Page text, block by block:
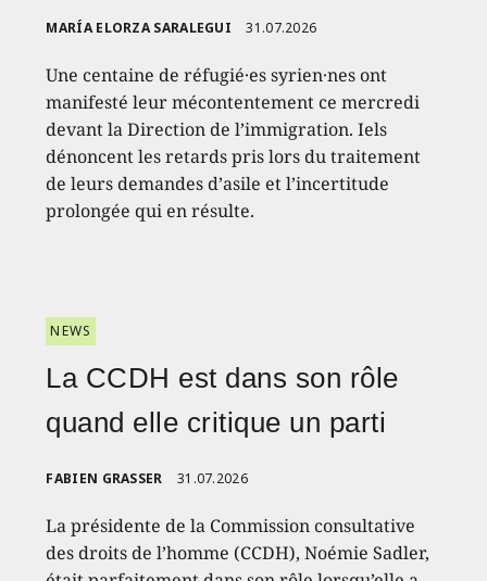
MARÍA ELORZA SARALEGUI 31.07.2026
Une centaine de réfugié·es syrien·nes ont
manifesté leur mécontentement ce mercredi
devant la Direction de l’immigration. Iels
dénoncent les retards pris lors du traitement
de leurs demandes d’asile et l’incertitude
prolongée qui en résulte.
NEWS
La CCDH est dans son rôle
quand elle critique un parti
FABIEN GRASSER 31.07.2026
La présidente de la Commission consultative
des droits de l’homme (CCDH), Noémie Sadler,